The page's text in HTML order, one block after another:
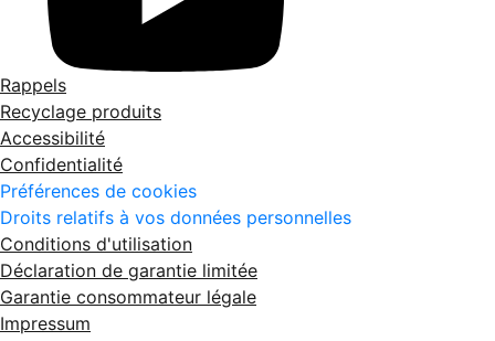
Rappels
Recyclage produits
Accessibilité
Confidentialité
Préférences de cookies
Droits relatifs à vos données personnelles
Conditions d'utilisation
Déclaration de garantie limitée
Garantie consommateur légale
Impressum